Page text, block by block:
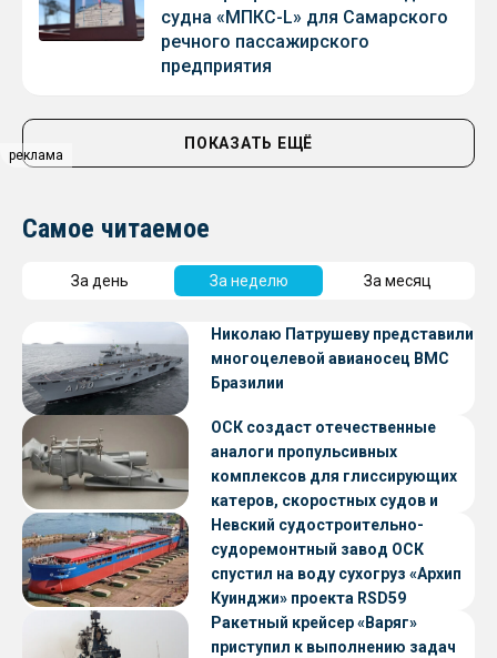
реклама
судна «МПКС-L» для Самарского
речного пассажирского
предприятия
ПОКАЗАТЬ ЕЩЁ
Самое читаемое
За день За неделю За месяц
Николаю Патрушеву представили
многоцелевой авианосец ВМС
Бразилии
ОСК создаст отечественные
аналоги пропульсивных
комплексов для глиссирующих
катеров, скоростных судов и
судов с малой осадкой
Невский судостроительно-
судоремонтный завод ОСК
спустил на воду сухогруз «Архип
Куинджи» проекта RSD59
Ракетный крейсер «Варяг»
приступил к выполнению задач